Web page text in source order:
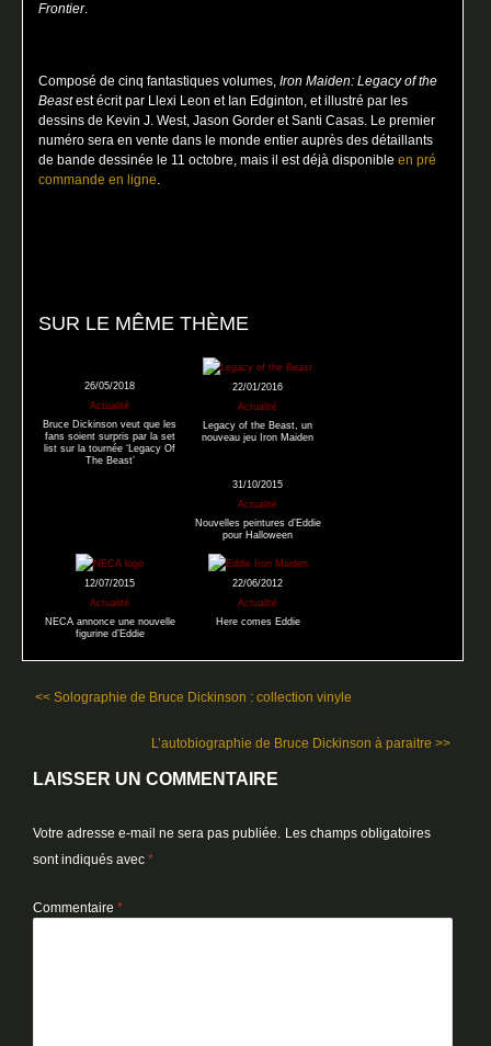
Frontier.
Composé de cinq fantastiques volumes,Iron Maiden: Legacy of the
Beastest écrit par Llexi Leon et Ian Edginton, et illustré par les
dessins de Kevin J. West, Jason Gorder et Santi Casas. Le premier
numéro sera en vente dans le monde entier auprès des détaillants
de bande dessinée le 11 octobre, mais il est déjà disponibleen pré
commande en ligne.
SUR LE MÊME THÈME
26/05/2018
Actualité
Bruce Dickinson veut que les
fans soient surpris par la set
list sur la tournée ‘Legacy Of
The Beast’
22/01/2016
Actualité
Legacy of the Beast, un
nouveau jeu Iron Maiden
31/10/2015
Actualité
Nouvelles peintures d’Eddie
pour Halloween
12/07/2015
Actualité
NECA annonce une nouvelle
figurine d’Eddie
22/06/2012
Actualité
Here comes Eddie
<< Solographie de Bruce Dickinson : collection vinyle
L’autobiographie de Bruce Dickinson à paraitre >>
LAISSER UN COMMENTAIRE
Votre adresse e-mail ne sera pas publiée.
Les champs obligatoires
sont indiqués avec *
Commentaire *